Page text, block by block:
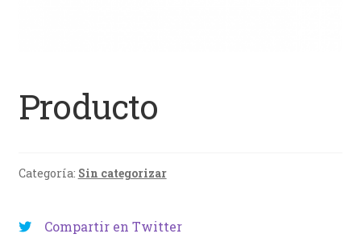
Producto
Categoría: Sin categorizar
Compartir en Twitter